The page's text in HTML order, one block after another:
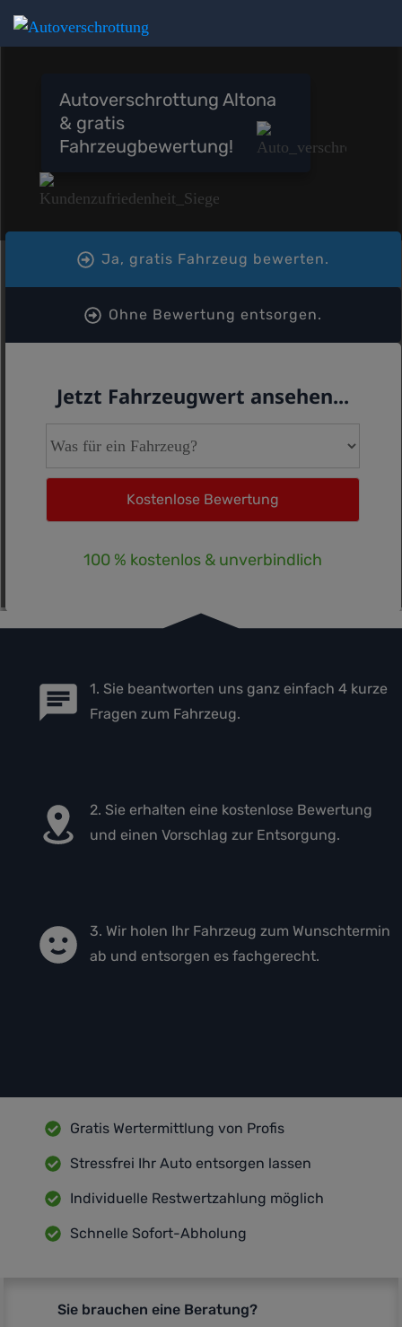
Autoverschrottung Altona
& gratis
Fahrzeugbewertung!
Ja, gratis Fahrzeug bewerten.
Ohne Bewertung entsorgen.
Jetzt Fahrzeugwert ansehen...
100 % kostenlos & unverbindlich
1. Sie beantworten uns ganz einfach 4 kurze
Fragen zum Fahrzeug.
2. Sie erhalten eine kostenlose Bewertung
und einen Vorschlag zur Entsorgung.
3. Wir holen Ihr Fahrzeug zum Wunschtermin
ab und entsorgen es fachgerecht.
Gratis Wertermittlung von Profis
Stressfrei Ihr Auto entsorgen lassen
Individuelle Restwertzahlung möglich
Schnelle Sofort-Abholung
Sie brauchen eine Beratung?